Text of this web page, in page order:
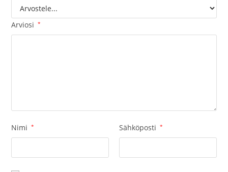
Arviosi *
Nimi * Sähköposti *